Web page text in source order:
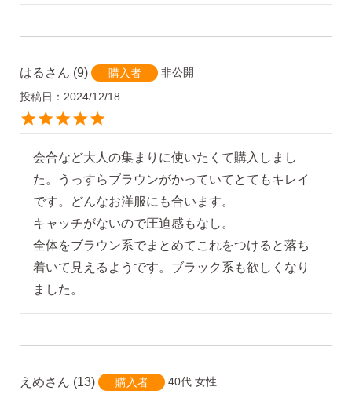
はる 9 購入者
非公開
投稿日
2024/12/18
会合など大人の集まりに使いたくて購入しまし
た。うっすらブラウンがかっていてとてもキレイ
です。どんなお洋服にも合います。
キャッチがないので圧迫感もなし。
全体をブラウン系でまとめてこれをつけると落ち
着いて見えるようです。ブラック系も欲しくなり
ました。
えめ 13 購入者 40代 女性